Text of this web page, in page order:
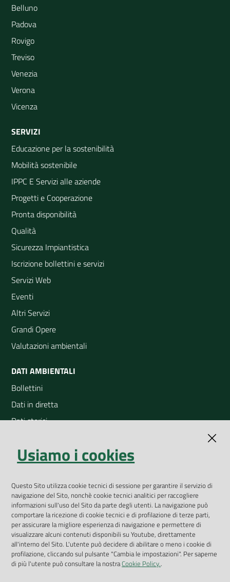
Belluno
Padova
Rovigo
Treviso
Venezia
Verona
Vicenza
SERVIZI
Educazione per la sostenibilità
Mobilità sostenibile
IPPC E Servizi alle aziende
Progetti e Cooperazione
Pronta disponibilità
Qualità
Sicurezza Impiantistica
Iscrizione bollettini e servizi
Servizi Web
Eventi
Altri Servizi
Grandi Opere
Valutazioni ambientali
DATI AMBIENTALI
Bollettini
Dati in diretta
Dati storici
Open Data
App Arpav
Rapporti regionali annuali
Le Infografiche
Dispenser dati
Vai alla pagina
Usiamo i cookies
Questo Sito utilizza cookie tecnici di sessione per garantire il servizio di
navigazione del Sito, nonchè cookie tecnici analitici per raccogliere
informazioni sull'uso del Sito da parte degli utenti. La navigazione può
comportare la ricezione di cookie tecnici e di profilazione di terze parti,
per assicurare la migliore esperienza di navigazione e permettere di
visualizzare alcuni contenuti disponibili su Youtube, direttamente
all'interno del Sito. L'utente può decidere di abilitare o meno i cookie di
profilazione, cliccando sul pulsante "Cambia le impostazioni". Per saperne
di più l'utente può consultare la nostraCookie Policy..